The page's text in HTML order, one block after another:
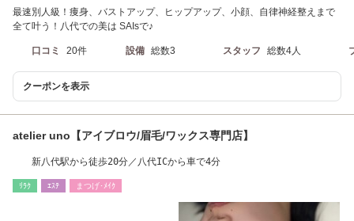
最速別人級！痩身、バストアップ、ヒップアップ、小顔、自律神経整えまで
全て叶う！八代での美は SAIsで♪
口コミ 20件 設備 総数3 スタッフ 総数4人
クーポンを表示
atelier uno【アイブロウ/眉毛/ワックス専門店】
新八代駅から徒歩20分／八代ICから車で4分
ﾘﾗｸ ｴｽﾃ まつげ･ﾒｲｸ